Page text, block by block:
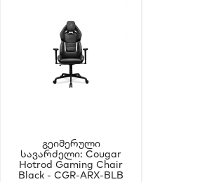
ᲙᲐᲚᲐᲗᲐᲨᲘ
ᲓᲐᲛᲐᲢᲔᲑᲐ
Გეიმერული
Სავარძელი: Cougar
Hotrod Gaming Chair
Black - CGR-ARX-BLB